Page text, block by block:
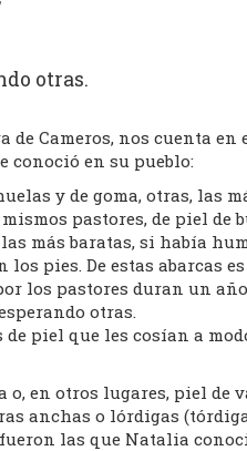
otras.
de Cameros, nos cuenta en
conoció en su pueblo:
y de goma, otras, las
pastores, de piel de
más baratas, si había
pies. De estas abarcas
los pastores duran un
otras.
de piel que les cosían a
o, en otros lugares, piel de
anchas o lórdigas
las que Natalia